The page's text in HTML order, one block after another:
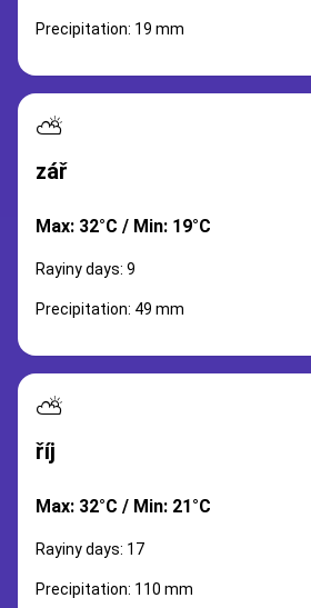
Precipitation: 19 mm
⛅
zář
Max: 32°C / Min: 19°C
Rayiny days: 9
Precipitation: 49 mm
⛅
říj
Max: 32°C / Min: 21°C
Rayiny days: 17
Precipitation: 110 mm